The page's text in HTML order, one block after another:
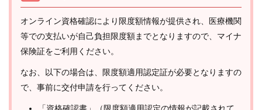
オンライン資格確認により限度額情報が提供され、医療機関
等での支払いが自己負担限度額までとなりますので、マイナ
保険証をご利用ください。
なお、以下の場合は、限度額適用認定証が必要となりますの
で、事前に交付申請を行ってください。